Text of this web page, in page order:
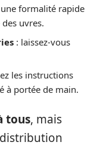
formalité rapide
uvres.
: laissez-vous
les instructions
à portée de main.
tous, mais